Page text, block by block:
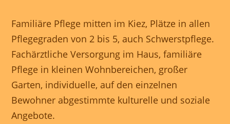
Familiäre Pflege mitten im Kiez, Plätze in allen
Pflegegraden von 2 bis 5, auch Schwerstpflege.
Fachärztliche Versorgung im Haus, familiäre
Pflege in kleinen Wohnbereichen, großer
Garten, individuelle, auf den einzelnen
Bewohner abgestimmte kulturelle und soziale
Angebote.